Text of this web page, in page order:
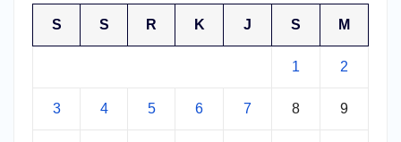
S S R K J S M
1 2
3 4 5 6 7 8 9